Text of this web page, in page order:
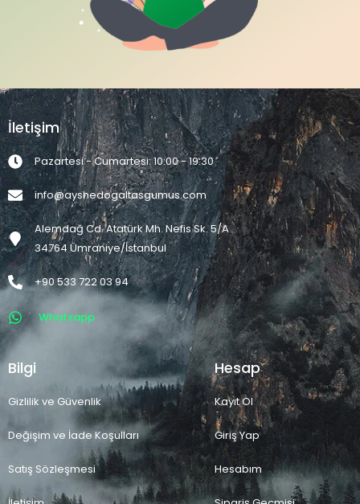
İletişim
Pazartesi - Cumartesi: 10:00 - 19:30
info@ayshedogaltasgumus.com
Alemdağ Cd. Atatürk Mh. Nefis Sk. 5/A
34764 Ümraniye/İstanbul
+90 533 722 03 94
Whatsapp
Bilgi
Gizlilik ve Güvenlik
Değişim ve İade Koşulları
Satış Sözleşmesi
Hesap
Kayıt Ol
Giriş Yap
Hesabım